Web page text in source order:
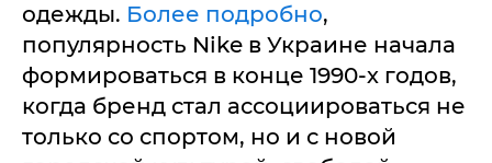
одежды. Более подробно,
популярность Nike в Украине начала
формироваться в конце 1990-х годов,
когда бренд стал ассоциироваться не
только со спортом, но и с новой